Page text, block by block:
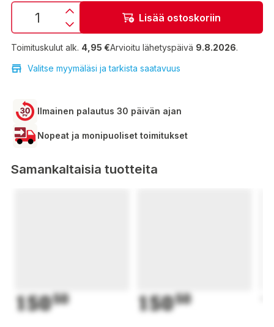
Lisää ostoskoriin
Toimituskulut alk. 4,95 €Arvioitu lähetyspäivä 9.8.2026.
Valitse myymäläsi ja tarkista saatavuus
Ilmainen palautus 30 päivän ajan
Nopeat ja monipuoliset toimitukset
Samankaltaisia tuotteita
15050 15050